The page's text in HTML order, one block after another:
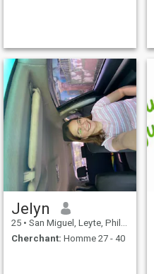
Jelyn
25 • San Miguel, Leyte, Philippines
Cherchant: Homme 27 - 40